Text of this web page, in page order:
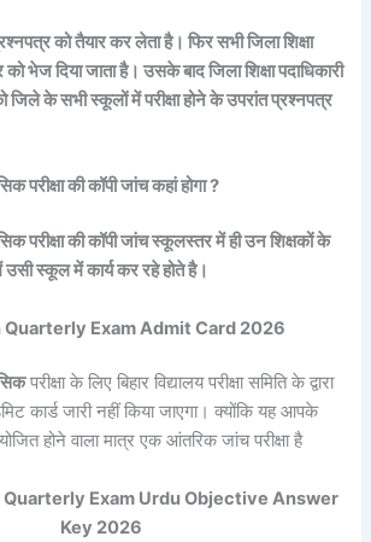
को तैयार कर लेता है। फिर सभी जिला शिक्षा
भेज दिया जाता है। उसके बाद जिला शिक्षा पदाधिकारी
के सभी स्कूलों में परीक्षा होने के उपरांत प्रश्नपत्र
परीक्षा की कॉपी जांच कहां होगा ?
परीक्षा की कॉपी जांच स्कूलस्तर में ही उन शिक्षकों के
में उसी स्कूल में कार्य कर रहे होते है।
Quarterly Exam Admit Card 2026
परीक्षा के लिए बिहार विद्यालय परीक्षा समिति के द्वारा
कार्ड जारी नहीं किया जाएगा। क्योंकि यह आपके
होने वाला मात्र एक आंतरिक जांच परीक्षा है
Quarterly Exam Urdu Objective Answer
Key 2026